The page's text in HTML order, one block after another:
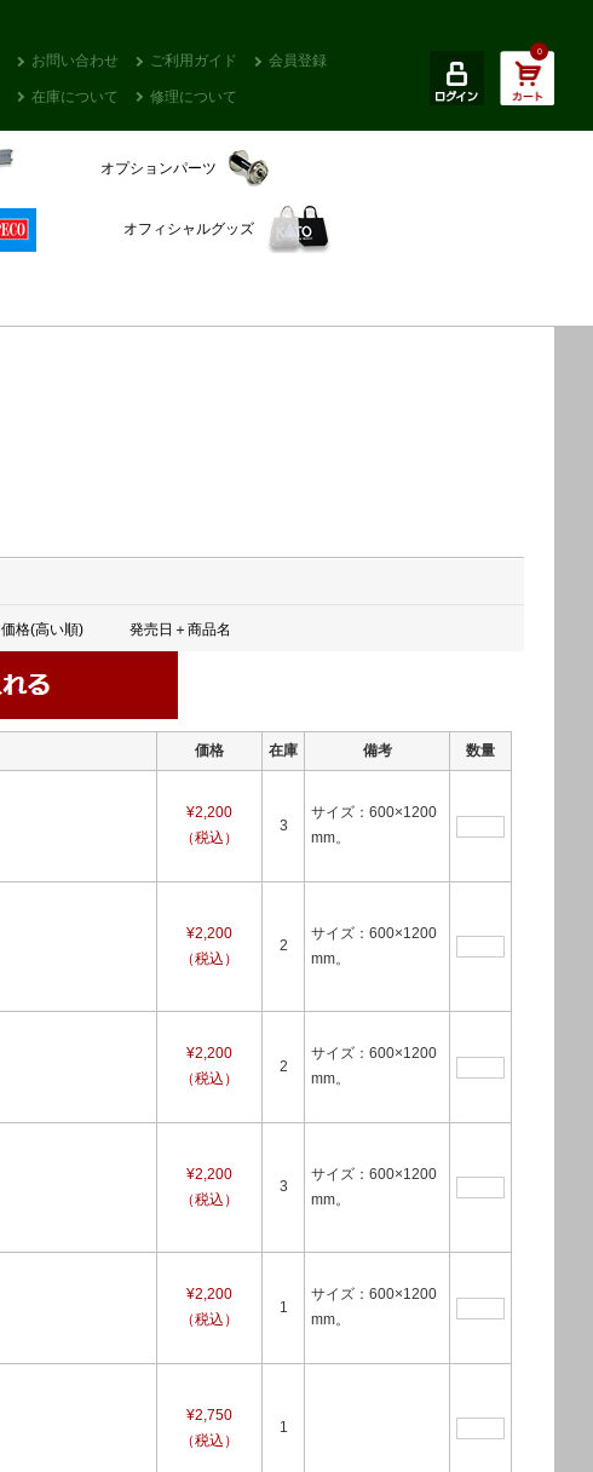
お問い合わせ ご利用ガイド 会員登録
在庫について 修理について
0
オプションパーツ
オフィシャルグッズ
価格(高い順) 発売日＋商品名
価格 在庫 備考 数量
¥2,200
（税込）
3
サイズ：600×1200
mm。
¥2,200
（税込）
2
サイズ：600×1200
mm。
¥2,200
（税込）
2
サイズ：600×1200
mm。
¥2,200
（税込）
3
サイズ：600×1200
mm。
¥2,200
（税込）
1
サイズ：600×1200
mm。
¥2,750
（税込）
1